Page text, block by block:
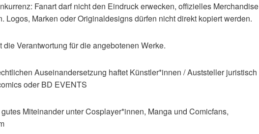
Fanart darf nicht den Eindruck erwecken, offizielles Merchandise
Logos, Marken oder Originaldesigns dürfen nicht direkt kopiert werden.
Verantwortung für die angebotenen Werke.
Auseinandersetzung haftet Künstler*innen / Auststeller juristisch
oder BD EVENTS
Miteinander unter Cosplayer*innen, Manga und Comicfans,